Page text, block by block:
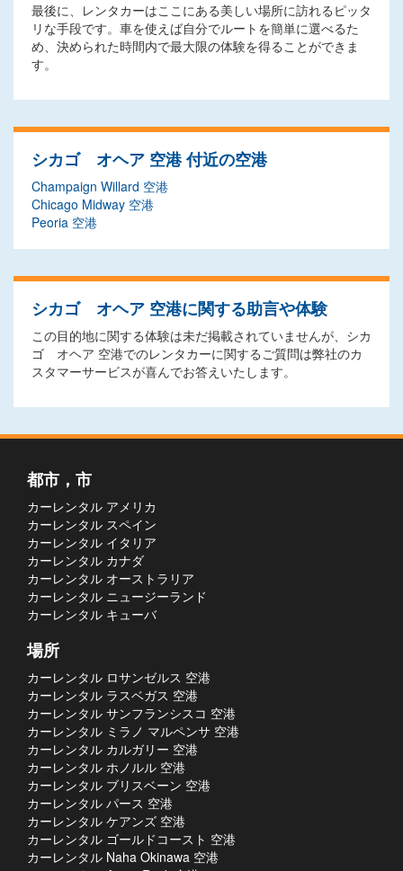
最後に、レンタカーはここにある美しい場所に訪れるピッタ
リな手段です。車を使えば自分でルートを簡単に選べるた
め、決められた時間内で最大限の体験を得ることができま
す。
シカゴ オヘア 空港 付近の空港
Champaign Willard 空港
Chicago Midway 空港
Peoria 空港
シカゴ オヘア 空港に関する助言や体験
この目的地に関する体験は未だ掲載されていませんが、シカ
ゴ オヘア 空港でのレンタカーに関するご質問は弊社のカ
スタマーサービスが喜んでお答えいたします。
都市，市
カーレンタル アメリカ
カーレンタル スペイン
カーレンタル イタリア
カーレンタル カナダ
カーレンタル オーストラリア
カーレンタル ニュージーランド
カーレンタル キューバ
場所
カーレンタル ロサンゼルス 空港
カーレンタル ラスベガス 空港
カーレンタル サンフランシスコ 空港
カーレンタル ミラノ マルペンサ 空港
カーレンタル カルガリー 空港
カーレンタル ホノルル 空港
カーレンタル ブリスベーン 空港
カーレンタル パース 空港
カーレンタル ケアンズ 空港
カーレンタル ゴールドコースト 空港
カーレンタル Naha Okinawa 空港